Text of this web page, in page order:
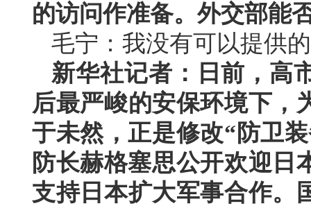
的访问作准备。外交部能
毛宁：我没有可以提供
新华社记者：日前，高
后最严峻的安保环境下，
于未然，正是修改“防卫
防长赫格塞思公开欢迎日
支持日本扩大军事合作。